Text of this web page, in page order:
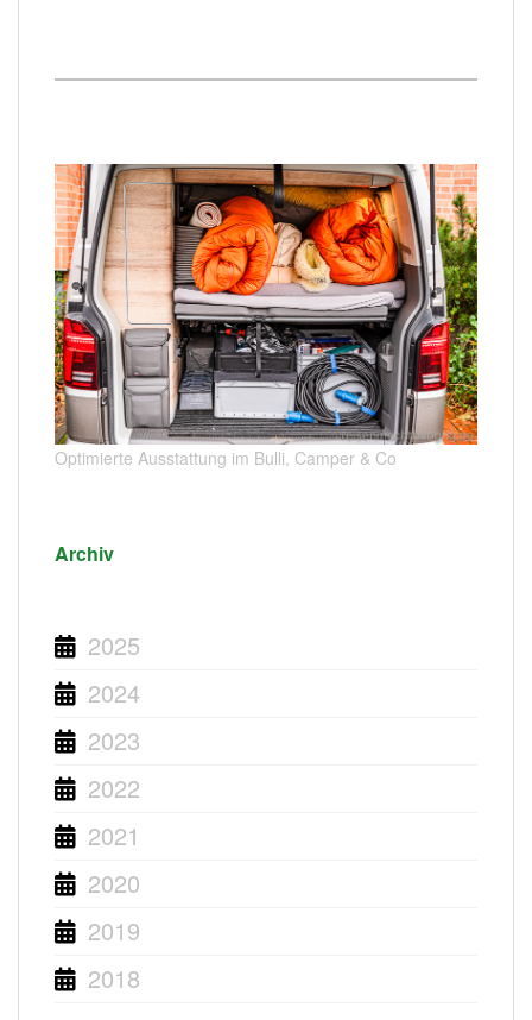
Optimierte Ausstattung im Bulli, Camper & Co
Archiv
2025
2024
2023
2022
2021
2020
2019
2018